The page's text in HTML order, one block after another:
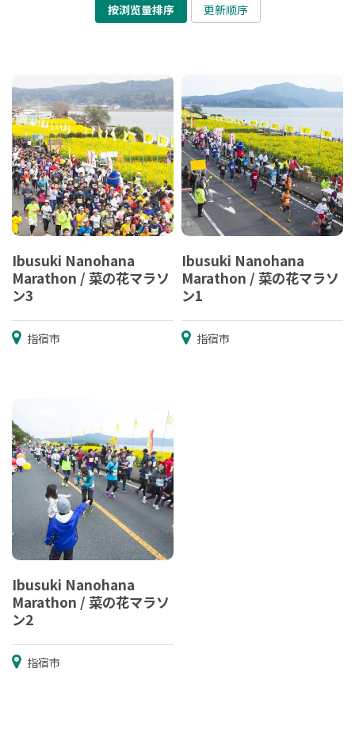
按浏览量排序 更新顺序
Ibusuki Nanohana
Marathon / 菜の花マラソ
ン3
指宿市
Ibusuki Nanohana
Marathon / 菜の花マラソ
ン1
指宿市
Ibusuki Nanohana
Marathon / 菜の花マラソ
ン2
指宿市